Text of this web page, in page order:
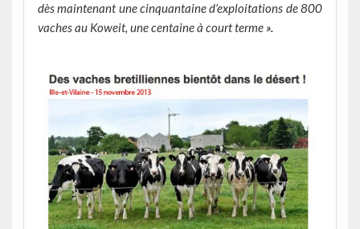
dès maintenant une cinquantaine d’exploitations de 800
vaches au Koweit, une centaine à court terme».